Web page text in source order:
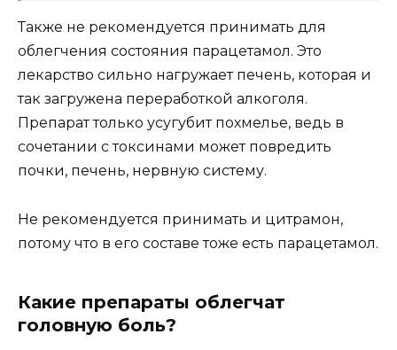
Также не рекомендуется принимать для
облегчения состояния парацетамол. Это
лекарство сильно нагружает печень, которая и
так загружена переработкой алкоголя.
Препарат только усугубит похмелье, ведь в
сочетании с токсинами может повредить
почки, печень, нервную систему.
Не рекомендуется принимать и цитрамон,
потому что в его составе тоже есть парацетамол.
Какие препараты облегчат
головную боль?